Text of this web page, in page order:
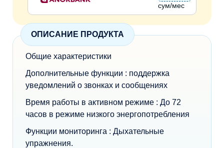
сум/мес
ОПИСАНИЕ ПРОДУКТА
Общие характеристики
Дополнительные функции : поддержка
уведомлений о звонках и сообщениях
Время работы в активном режиме : До 72
часов в режиме низкого энергопотребления
Функции мониторинга : Дыхательные
упражнения.